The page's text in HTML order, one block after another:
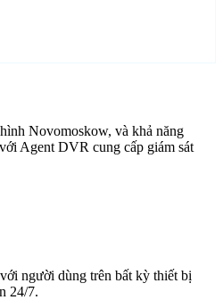
Novomoskow, và khả năng
Agent DVR cung cấp giám sát
người dùng trên bất kỳ thiết bị
24/7.